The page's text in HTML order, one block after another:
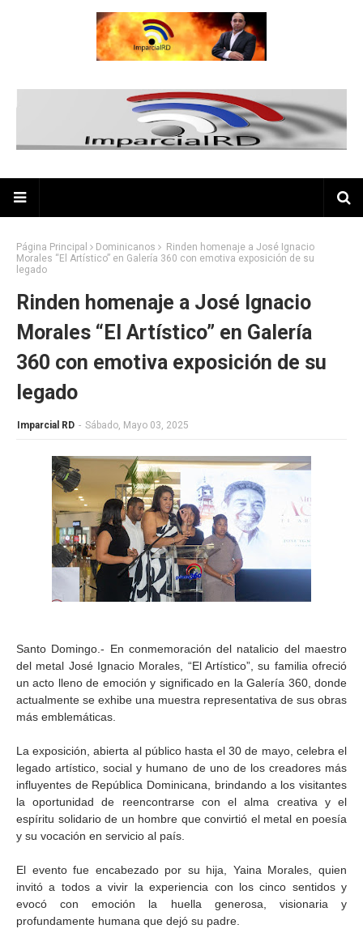
Página Principal Dominicanos
Rinden homenaje a José Ignacio
Morales “El Artístico” en Galería 360 con emotiva exposición de su
legado
Rinden homenaje a José Ignacio
Morales “El Artístico” en Galería
360 con emotiva exposición de su
legado
Imparcial RD - Sábado, Mayo 03, 2025
Santo Domingo.- En conmemoración del natalicio del maestro
del metal José Ignacio Morales, “El Artístico”, su familia ofreció
un acto lleno de emoción y significado en la Galería 360, donde
actualmente se exhibe una muestra representativa de sus obras
más emblemáticas.
La exposición, abierta al público hasta el 30 de mayo, celebra el
legado artístico, social y humano de uno de los creadores más
influyentes de República Dominicana, brindando a los visitantes
la oportunidad de reencontrarse con el alma creativa y el
espíritu solidario de un hombre que convirtió el metal en poesía
y su vocación en servicio al país.
El evento fue encabezado por su hija, Yaina Morales, quien
invitó a todos a vivir la experiencia con los cinco sentidos y
evocó con emoción la huella generosa, visionaria y
profundamente humana que dejó su padre.